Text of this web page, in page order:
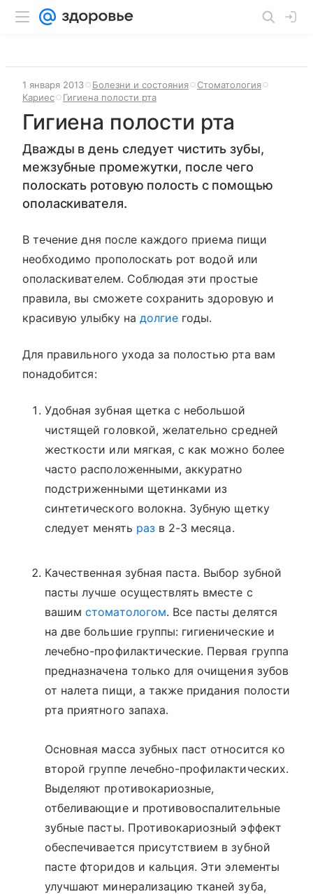
1 января 2013 Болезни и состояния
Стоматология
Кариес
Гигиена полости рта
Гигиена полости рта
Дважды в день следует чистить зубы,
межзубные промежутки, после чего
полоскать ротовую полость с помощью
ополаскивателя.
В течение дня после каждого приема пищи
необходимо прополоскать рот водой или
ополаскивателем. Соблюдая эти простые
правила, вы сможете сохранить здоровую и
красивую улыбку на долгие годы.
Для правильного ухода за полостью рта вам
понадобится:
Удобная зубная щетка с небольшой
чистящей головкой, желательно средней
жесткости или мягкая, с как можно более
часто расположенными, аккуратно
подстриженными щетинками из
синтетического волокна. Зубную щетку
следует менять разв 2-3 месяца.
Качественная зубная паста. Выбор зубной
пасты лучше осуществлять вместе с
вашимстоматологом. Все пасты делятся
на две большие группы: гигиенические и
лечебно-профилактические. Первая группа
предназначена только для очищения зубов
от налета пищи, а также придания полости
рта приятного запаха.
Основная масса зубных паст относится ко
второй группе лечебно-профилактических.
Выделяют противокариозные,
отбеливающие и противовоспалительные
зубные пасты. Противокариозный эффект
обеспечивается присутствием в зубной
пасте фторидов и кальция. Эти элементы
улучшают минерализацию тканей зуба,